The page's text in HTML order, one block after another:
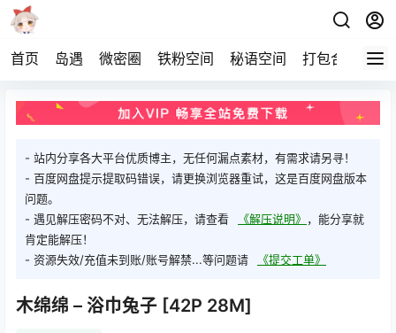
首页 岛遇 微密圈 铁粉空间 秘语空间 打包合集 关
- 站内分享各大平台优质博主，无任何漏点素材，有需求请另寻！
- 百度网盘提示提取码错误，请更换浏览器重试，这是百度网盘版本
问题。
- 遇见解压密码不对、无法解压，请查看
《解压说明》 ，能分享就
肯定能解压！
- 资源失效/充值未到账/账号解禁...等问题请
《提交工单》
木绵绵 – 浴巾兔子 [42P 28M]